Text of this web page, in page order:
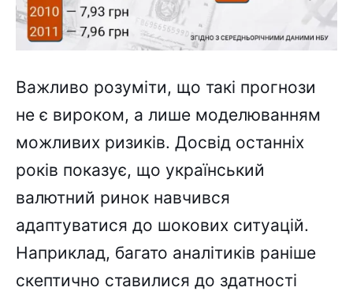
Важливо розуміти, що такі прогнози
не є вироком, а лише моделюванням
можливих ризиків. Досвід останніх
років показує, що український
валютний ринок навчився
адаптуватися до шокових ситуацій.
Наприклад, багато аналітиків раніше
скептично ставилися до здатності